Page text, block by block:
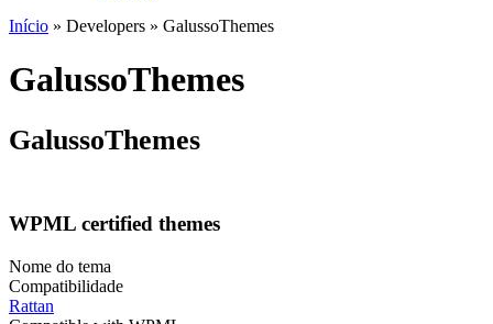
Início » Developers » GalussoThemes
GalussoThemes
GalussoThemes
WPML certified themes
Nome do tema
Compatibilidade
Rattan